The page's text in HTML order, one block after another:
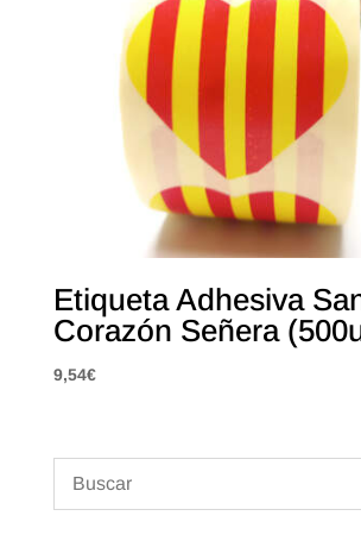
Etiqueta Adhesiva
Corazón Señera
9,54€